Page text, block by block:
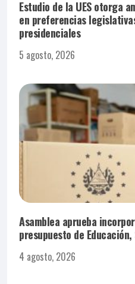
Estudio de la UES otorga
en preferencias
presidenciales
5 agosto, 2026
Asamblea aprueba
presupuesto de
4 agosto, 2026